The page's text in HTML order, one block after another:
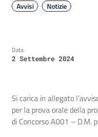
Avvisi Notizie
Data:
2 Settembre 2024
Si carica in allegato
per la prova orale della
di Concorso A001 –